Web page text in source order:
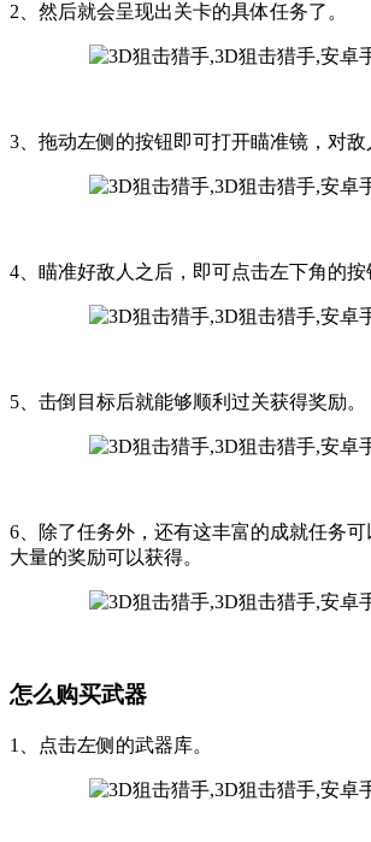
2、然后就会呈现出关卡的具体任务了。
3、拖动左侧的按钮即可打开瞄准镜，对敌
4、瞄准好敌人之后，即可点击左下角的按
5、击倒目标后就能够顺利过关获得奖励。
6、除了任务外，还有这丰富的成就任务
大量的奖励可以获得。
怎么购买武器
1、点击左侧的武器库。